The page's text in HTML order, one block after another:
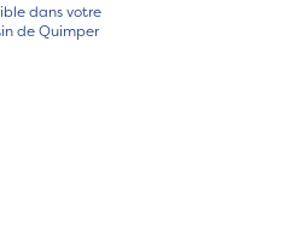
dans votre
de Quimper